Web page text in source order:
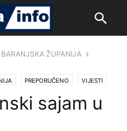
ŽUPANIJA
PREPORUČENO VIJESTI
sajam u